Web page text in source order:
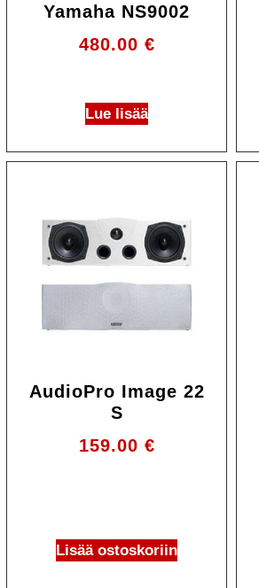
Yamaha NS9002
480.00 €
Lue lisää
AudioPro Image 22
S
159.00 €
Lisää ostoskoriin